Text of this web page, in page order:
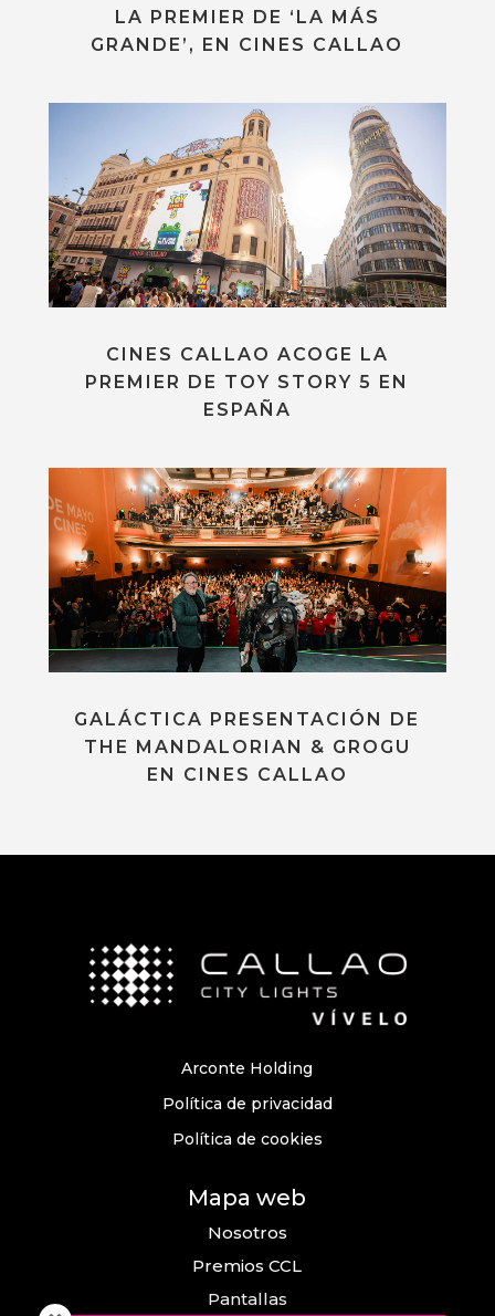
LA PREMIER DE ‘LA MÁS
GRANDE’, EN CINES CALLAO
CINES CALLAO ACOGE LA
PREMIER DE TOY STORY 5 EN
ESPAÑA
GALÁCTICA PRESENTACIÓN DE
THE MANDALORIAN & GROGU
EN CINES CALLAO
Arconte Holding
Política de privacidad
Política de cookies
Mapa web
Nosotros
Premios CCL
Pantallas